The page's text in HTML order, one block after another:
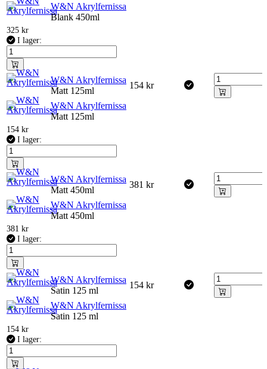
W&N Akrylfernissa
Blank 450ml
325 kr
I lager:
W&N Akrylfernissa
Matt 125ml
154 kr
W&N Akrylfernissa
Matt 125ml
154 kr
I lager:
W&N Akrylfernissa
Matt 450ml
381 kr
W&N Akrylfernissa
Matt 450ml
381 kr
I lager:
W&N Akrylfernissa
Satin 125 ml
154 kr
W&N Akrylfernissa
Satin 125 ml
154 kr
I lager: